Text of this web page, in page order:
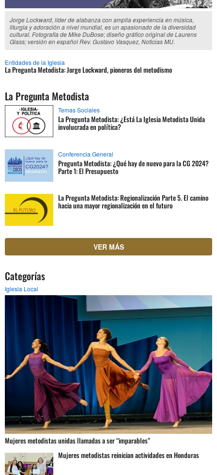
Entidades de la Iglesia
Jorge Lockward, líder de alabanza con amplia experiencia en música,
liturgia y adoración a nivel mundial, es un apasionado de la diversidad
cultural. Fotografía de Mike DuBose; diseño gráfico original de Laurens
Glass; versión en español Rev. Gustavo Vasquez, Noticias MU.
La Pregunta Metodista: Jorge Lockward, pioneros del metodismo
La Pregunta Metodista
Temas Sociales
La Pregunta Metodista: ¿Está La Iglesia Metodista Unida
involucrada en política?
Conferencia General
Pregunta Metodista: ¿Qué hay de nuevo para la CG 2024?
Parte 1: El Presupuesto
La Pregunta Metodista: Regionalización Parte 5. El camino
hacia una mayor regionalización en el futuro
VER MÁS
Categorías
Iglesia Local
Mujeres metodistas unidas llamadas a ser “imparables”
Mujeres metodistas reinician actividades en Honduras